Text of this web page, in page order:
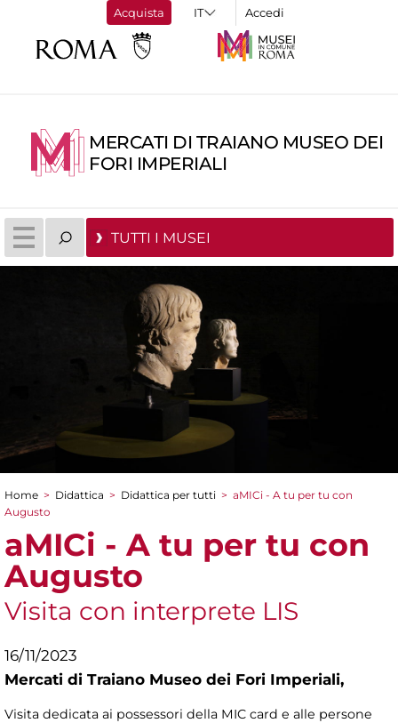
Acquista Accedi
MERCATI DI TRAIANO MUSEO DEI
FORI IMPERIALI
TUTTI I MUSEI
Tu sei qui
Home > Didattica > Didattica per tutti > aMICi - A tu per tu con
Augusto
aMICi - A tu per tu con
Augusto
Visita con interprete LIS
16/11/2023
Mercati di Traiano Museo dei Fori Imperiali,
Visita dedicata ai possessori della MIC card e alle persone